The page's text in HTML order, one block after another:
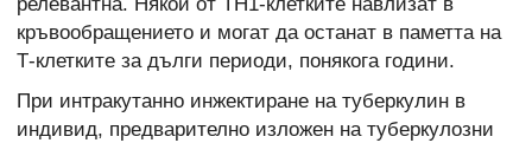
кръвообращението и могат да останат в паметта на
Т-клетките за дълги периоди, понякога години.
При интракутанно инжектиране на туберкулин в
индивид, предварително изложен на туберкулозни